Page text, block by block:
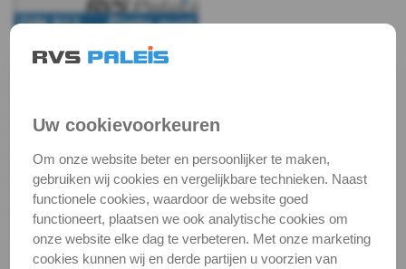
A2
-
m2,5
DIN
913
-
hebben wij in drie varianten: met vlakke punt (DIN
916). Alle drie worden dus aangedraaid met een
inbussleutel en zijn koploos; de verschillen zitten in de
punt. Stelschroeven worden alle geleverd in RVS
kwaliteit A2.
Uw cookievoorkeuren
Om onze website beter en persoonlijker te maken,
gebruiken wij cookies en vergelijkbare technieken. Naast
functionele cookies, waardoor de website goed
functioneert, plaatsen we ook analytische cookies om
onze website elke dag te verbeteren. Met onze marketing
cookies kunnen wij en derde partijen u voorzien van